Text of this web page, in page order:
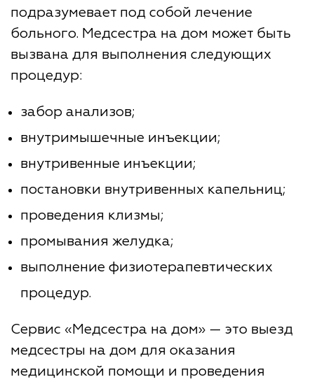
подразумевает под собой лечение
больного. Медсестра на дом может быть
вызвана для выполнения следующих
процедур:
забор анализов;
внутримышечные инъекции;
внутривенные инъекции;
постановки внутривенных капельниц;
проведения клизмы;
промывания желудка;
выполнение физиотерапевтических
процедур.
Сервис «Медсестра на дом» — это выезд
медсестры на дом для оказания
медицинской помощи и проведения